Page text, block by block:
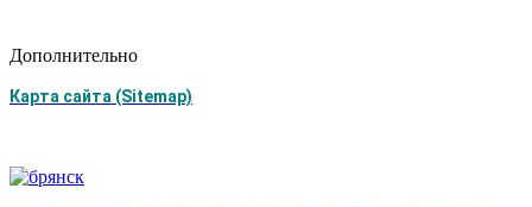
Дополнительно
Карта сайта (Sitemap)